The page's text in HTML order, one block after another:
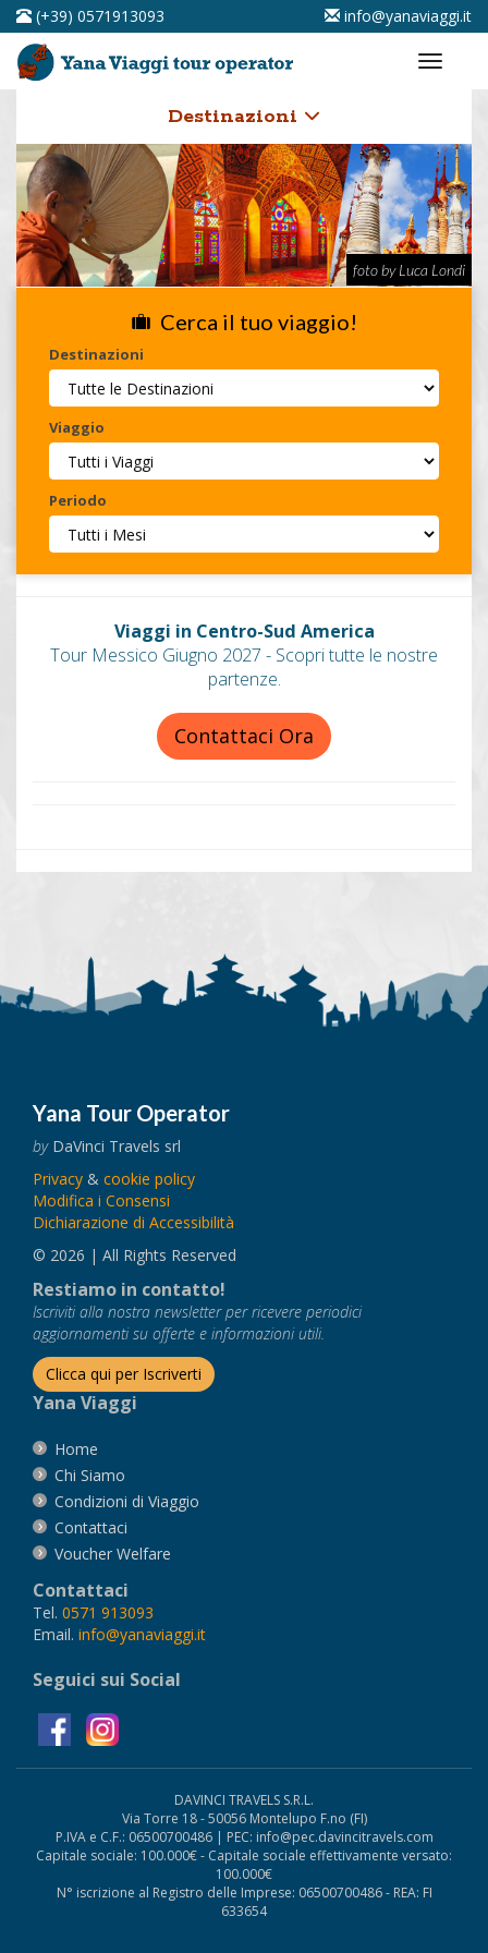
(+39) 0571913093 info@yanaviaggi.it
Destinazioni
foto by Luca Londi
Cerca il tuo viaggio!
Destinazioni
Viaggio
Periodo
Viaggi in Centro-Sud America
Tour Messico Giugno 2027 - Scopri tutte le nostre
partenze.
Contattaci Ora
Yana Tour Operator
byDaVinci Travels srl
Privacy & cookie policy
Modifica i Consensi
Dichiarazione di Accessibilità
© 2026 | All Rights Reserved
Restiamo in contatto!
Iscriviti alla nostra newsletter per ricevere periodici
aggiornamenti su offerte e informazioni utili.
Clicca qui per Iscriverti
Yana Viaggi
Home
Chi Siamo
Condizioni di Viaggio
Contattaci
Voucher Welfare
Contattaci
Tel. 0571 913093
Email. info@yanaviaggi.it
Seguici sui Social
DAVINCI TRAVELS S.R.L.
Via Torre 18 - 50056 Montelupo F.no (FI)
P.IVA e C.F.: 06500700486 | PEC: info@pec.davincitravels.com
Capitale sociale: 100.000€ - Capitale sociale effettivamente versato:
100.000€
N° iscrizione al Registro delle Imprese: 06500700486 - REA: FI
633654